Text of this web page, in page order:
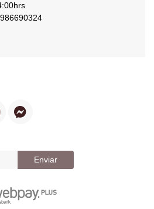
Enviar